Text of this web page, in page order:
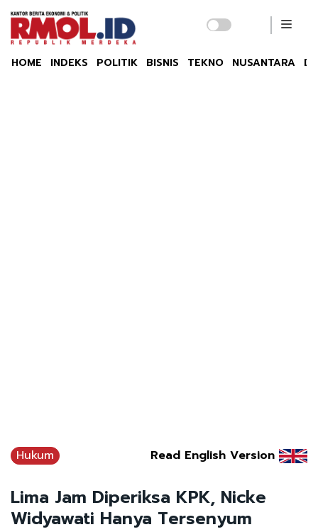
HOME INDEKS POLITIK BISNIS TEKNO NUSANTARA
Hukum Read English Version
Lima Jam Diperiksa KPK, Nicke
Widyawati Hanya Tersenyum